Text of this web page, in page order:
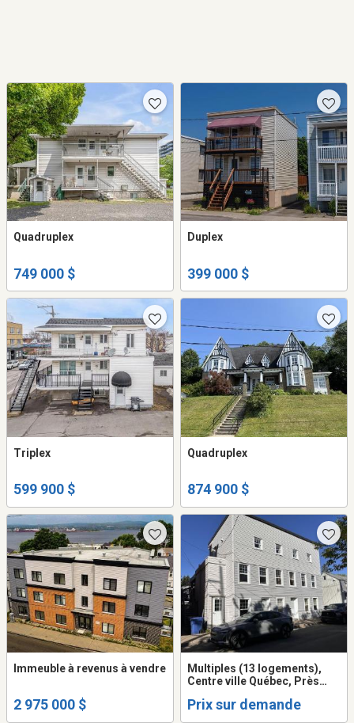
Quadruplex
749 000 $
Duplex
399 000 $
Triplex
599 900 $
Quadruplex
874 900 $
Immeuble à revenus à vendre
2 975 000 $
Multiples (13 logements),
Centre ville Québec, Près
locaitres excellents,
Prix sur demande